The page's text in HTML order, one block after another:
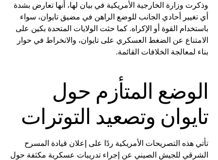
وذكرت وزارة الخارجية الأمريكية في بيان لها، أنها تعارض بشدة
أي تغيير أحادي الجانب للوضع الراهن في مضيق تايوان، سواء
باستخدام القوة أو الإكراه. كما حثت الولايات المتحدة بكين على
الامتناع عن الضغط العسكري على تايوان، والانخراط في حوار
بناء لمعالجة الخلافات القائمة.
الوضع المتأزم حول
تايوان وتصعيد التوترات
تأتي هذه التصريحات الأمريكية ردًا على إعلان قيادة المسرح
الشرقي للجيش الصيني عن إجراء تدريبات عسكرية مكثفة حول